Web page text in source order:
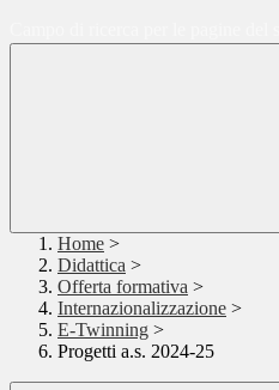
Home >
Didattica >
Offerta formativa >
Internazionalizzazione >
E-Twinning >
Progetti a.s. 2024-25